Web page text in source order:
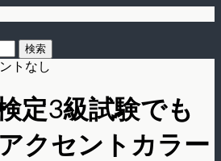
トなし
定3級試験でも
クセントカラー